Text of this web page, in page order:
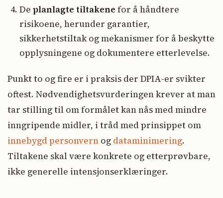
De planlagte tiltakene for å håndtere
risikoene, herunder garantier,
sikkerhetstiltak og mekanismer for å beskytte
opplysningene og dokumentere etterlevelse.
Punkt to og fire er i praksis der DPIA-er svikter
oftest. Nødvendighetsvurderingen krever at man
tar stilling til om formålet kan nås med mindre
inngripende midler, i tråd med prinsippet om
innebygd personvern og dataminimering.
Tiltakene skal være konkrete og etterprøvbare,
ikke generelle intensjonserklæringer.